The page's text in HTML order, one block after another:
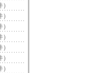
）
）
）
）
）
）
）